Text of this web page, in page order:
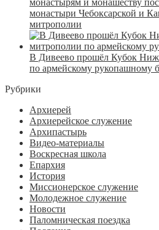
монастыри Чебоксарской и
митрополии
В Дивеево прошёл Кубок
по армейскому рукопашному
Рубрики
Архиерей
Архиерейское служение
Архипастырь
Видео-материалы
Воскресная школа
Епархия
История
Миссионерское служение
Молодежное служение
Новости
Паломническая поездка